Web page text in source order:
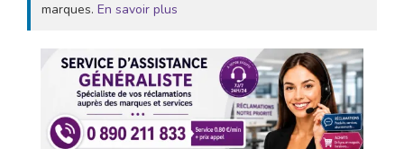
marques. En savoir plus